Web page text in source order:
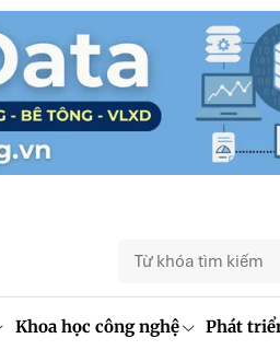
Khoa học công nghệ Phát